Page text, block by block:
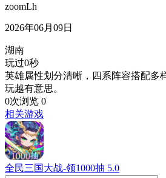
zoomLh
2026年06月09日
湖南
玩过0秒
英雄属性划分清晰，四系阵容搭配多
玩越有意思。
0次浏览 0
相关游戏
全民三国大战-领1000抽 5.0